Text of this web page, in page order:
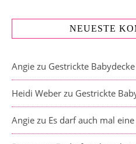
NEUESTE
Angie zu Gestrickte
Heidi Weber zu Gestrickte
Angie zu Es darf auch mal